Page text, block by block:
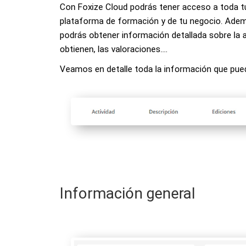
Con Foxize Cloud podrás tener acceso a
plataforma de formación y de tu negocio.
podrás obtener información detallada sobre la
obtienen, las valoraciones….
Veamos en detalle toda la información que
Información general